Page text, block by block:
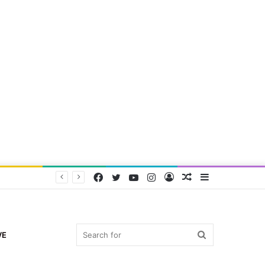
Random
Log
Instagram
YouTube
Twitter
Facebook